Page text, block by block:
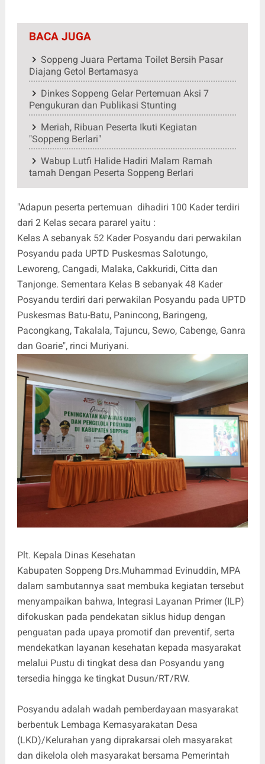
BACA JUGA
Soppeng Juara Pertama Toilet Bersih Pasar
Diajang Getol Bertamasya
Dinkes Soppeng Gelar Pertemuan Aksi 7
Pengukuran dan Publikasi Stunting
Meriah, Ribuan Peserta Ikuti Kegiatan
"Soppeng Berlari"
Wabup Lutfi Halide Hadiri Malam Ramah
tamah Dengan Peserta Soppeng Berlari
"Adapun peserta pertemuan dihadiri 100 Kader terdiri
dari 2 Kelas secara pararel yaitu :
Kelas A sebanyak 52 Kader Posyandu dari perwakilan
Posyandu pada UPTD Puskesmas Salotungo,
Leworeng, Cangadi, Malaka, Cakkuridi, Citta dan
Tanjonge. Sementara Kelas B sebanyak 48 Kader
Posyandu terdiri dari perwakilan Posyandu pada UPTD
Puskesmas Batu-Batu, Panincong, Baringeng,
Pacongkang, Takalala, Tajuncu, Sewo, Cabenge, Ganra
dan Goarie", rinci Muriyani.
Plt. Kepala Dinas Kesehatan
Kabupaten Soppeng Drs.Muhammad Evinuddin, MPA
dalam sambutannya saat membuka kegiatan tersebut
menyampaikan bahwa, Integrasi Layanan Primer (ILP)
difokuskan pada pendekatan siklus hidup dengan
penguatan pada upaya promotif dan preventif, serta
mendekatkan layanan kesehatan kepada masyarakat
melalui Pustu di tingkat desa dan Posyandu yang
tersedia hingga ke tingkat Dusun/RT/RW.
Posyandu adalah wadah pemberdayaan masyarakat
berbentuk Lembaga Kemasyarakatan Desa
(LKD)/Kelurahan yang diprakarsai oleh masyarakat
dan dikelola oleh masyarakat bersama Pemerintah